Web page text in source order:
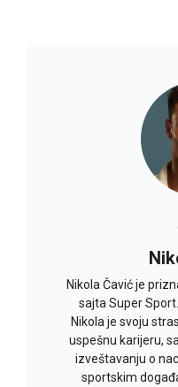
Nikola Čavić je
sajta Super
Nikola je svoju
uspešnu karijeru,
izveštavanju o
sportskim